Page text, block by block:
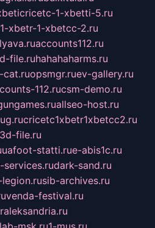
1-xbetti-5.ru
xbetr-1-xbetcc-2.ru
accounts112.ru
file.ruhahahaharms.ru
cat.ruopsmgr.ruev-gallery.ru
112.rucsm-demo.ru
allseo-host.ru
cricetc1xbetr1xbetcc2.ru
3d-file.ru
uafoot-statti.rue-abis1c.ru
services.rudark-sand.ru
sib-archives.ru
venda-festival.ru